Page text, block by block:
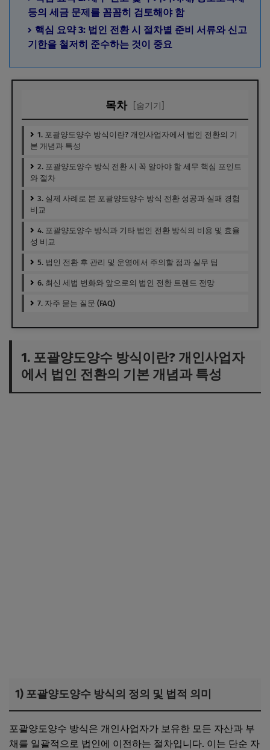
등의 세금 문제를 꼼꼼히 검토해야 함
핵심 요약 3: 법인 전환 시 절차별 준비 서류와 신고
기한을 철저히 준수하는 것이 중요
목차 [숨기기]
1. 포괄양도양수 방식이란? 개인사업자에서 법인 전환의 기
본 개념과 특성
2. 포괄양도양수 방식 전환 시 꼭 알아야 할 세무 핵심 포인트
와 절차
3. 실제 사례로 본 포괄양도양수 방식 전환 성공과 실패 경험
비교
4. 포괄양도양수 방식과 기타 법인 전환 방식의 비용 및 효율
성 비교
5. 법인 전환 후 관리 및 운영에서 주의할 점과 실무 팁
6. 최신 세법 변화와 앞으로의 법인 전환 트렌드 전망
7. 자주 묻는 질문 (FAQ)
1. 포괄양도양수 방식이란? 개인사업자
에서 법인 전환의 기본 개념과 특성
1) 포괄양도양수 방식의 정의 및 법적 의미
포괄양도양수 방식은 개인사업자가 보유한 모든 자산과 부
채를 일괄적으로 법인에 이전하는 절차입니다. 이는 단순 자